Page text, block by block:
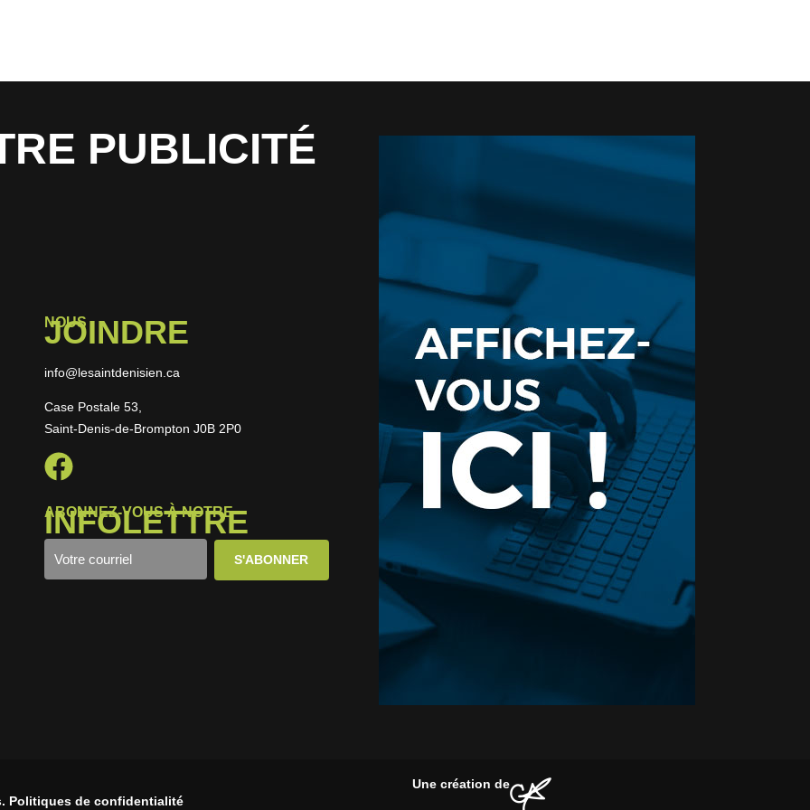
PUBLICITÉ
NOUS
JOINDRE
info@lesaintdenisien.ca
Case Postale 53,
Saint-Denis-de-Brompton J0B 2P0
ABONNEZ-VOUS À NOTRE
INFOLETTRE
Politiques de confidentialité
Une création de